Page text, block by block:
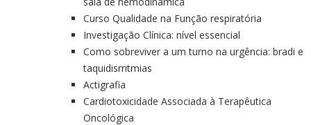
Curso Qualidade na Função respiratória
Investigação Clínica: nível essencial
Como sobreviver a um turno na urgência: bradi e
taquidisrritmias
Actigrafia
Cardiotoxicidade Associada à Terapêutica
Oncológica